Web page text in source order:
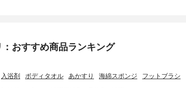
おすすめ商品ランキング
入浴剤 ボディタオル あかすり 海綿スポンジ フットブラシ